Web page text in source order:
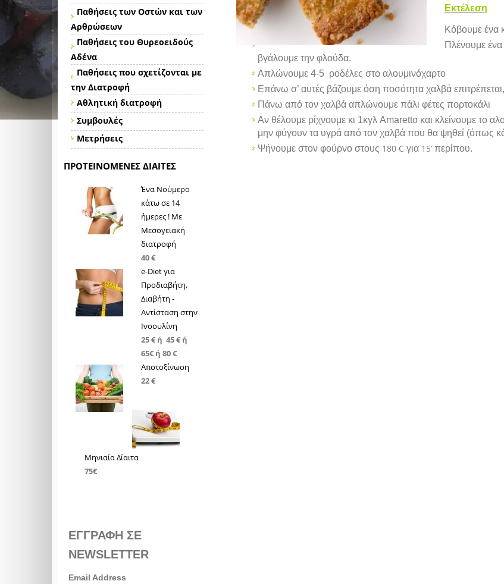
Εκτέλεση
Κόβουμε ένα
Πλένουμε
βγάλουμε την φλούδα.
Απλώνουμε 4-5 ροδέλες στο αλουμινόχαρτο
Επάνω σ’ αυτές βάζουμε όση ποσότητα χαλβά
Πάνω από τον χαλβά απλώνουμε πάλι φέτες πορτοκάλι
Αν θέλουμε ρίχνουμε κι 1κγλ Amaretto και κλείνουμε το
μην φύγουν τα υγρά από τον χαλβά που θα ψηθεί (όπως
Ψήνουμε στον φούρνο στους 180 C για 15’περίπου.
Παθήσεις των Οστών και των
Αρθρώσεων
Παθήσεις του Θυρεοειδούς
Αδένα
Παθήσεις που σχετίζονται με
την Διατροφή
Αθλητική διατροφή
Συμβουλές
Μετρήσεις
ΠΡΟΤΕΙΝΌΜΕΝΕΣ ΔΊΑΙΤΕΣ
Ένα Νούμερο
κάτω σε 14
ήμερες ! Με
Μεσογειακή
διατροφή
40 €
e-Diet για
Προδιαβήτη,
Διαβήτη -
Αντίσταση στην
Ινσουλίνη
25 € ή 45 € ή
65€ ή 80 €
Αποτοξίνωση
22 €
Μηνιαία Δίαιτα
75€
ΕΓΓΡΑΦΗ ΣΕ
NEWSLETTER
Email Address